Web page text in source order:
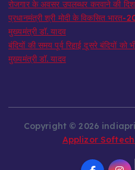
रोजगार के अवसर उपलब्धर करवाने की
प्रधानमंत्री श्री मोदी के विकसित
मुख्यमंत्री डॉ. यादव
बंदियों की समय पूर्व रिहाई दूसरे बंदियों
मुख्यमंत्री डॉ. यादव
Copyright © 2026
Applizor